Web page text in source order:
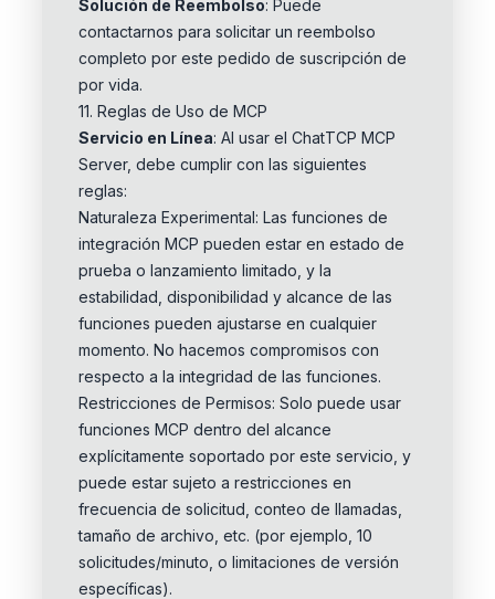
Solución de Reembolso: Puede
contactarnos para solicitar un reembolso
completo por este pedido de suscripción de
por vida.
11. Reglas de Uso de MCP
Servicio en Línea: Al usar el ChatTCP MCP
Server, debe cumplir con las siguientes
reglas:
Naturaleza Experimental: Las funciones de
integración MCP pueden estar en estado de
prueba o lanzamiento limitado, y la
estabilidad, disponibilidad y alcance de las
funciones pueden ajustarse en cualquier
momento. No hacemos compromisos con
respecto a la integridad de las funciones.
Restricciones de Permisos: Solo puede usar
funciones MCP dentro del alcance
explícitamente soportado por este servicio, y
puede estar sujeto a restricciones en
frecuencia de solicitud, conteo de llamadas,
tamaño de archivo, etc. (por ejemplo, 10
solicitudes/minuto, o limitaciones de versión
específicas).